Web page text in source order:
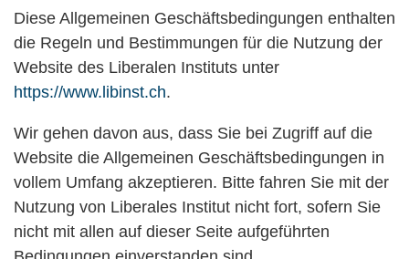
Diese Allgemeinen Geschäftsbedingungen enthalten
die Regeln und Bestimmungen für die Nutzung der
Website des Liberalen Instituts unter
https://www.libinst.ch.
Wir gehen davon aus, dass Sie bei Zugriff auf die
Website die Allgemeinen Geschäftsbedingungen in
vollem Umfang akzeptieren. Bitte fahren Sie mit der
Nutzung von Liberales Institut nicht fort, sofern Sie
nicht mit allen auf dieser Seite aufgeführten